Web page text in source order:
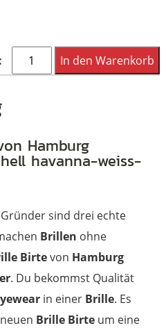
Hamburg
Eyewear
hell
havanna-
Menge
In den Warenkorb
Hamburg
havanna-weiss-
Gründer sind drei echte
Brillen ohne
Birtevon Hamburg
. Du bekommst Qualität
in einer Brille. Es
Brille Birte um eine